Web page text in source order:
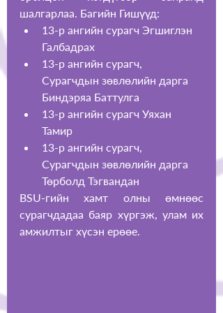
шалгарлаа. Багийн Гишүүд:
13-р ангийн сурагч Эгшиглэн
Галбадрах
13-р ангийн сурагч,
Сурагчдын зөвлөлийн дарга
Биндэряа Баттулга
13-р ангийн сурагч Уяхан
Тамир
13-р ангийн сурагч,
Сурагчдын зөвлөлийн дарга
Төрболд Тэгвандан
BSU-гийн хамт олны өмнөөс
сурагчдадаа баяр хүргэж, улам их
амжилтыг хүсэн ерөөе.